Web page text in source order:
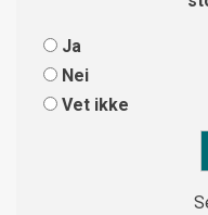
Ja
Nei
Vet ikke